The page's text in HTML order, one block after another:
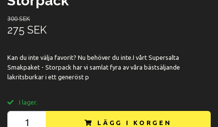
300 SEK
275 SEK
Kan du inte välja favorit? Nu behöver du inte.I vårt Supersalta
Smakpaket - Storpack har vi samlat fyra av våra bästsäljande
lakritsburkar i ett generöst p
I lager.
LÄGG I KORGEN